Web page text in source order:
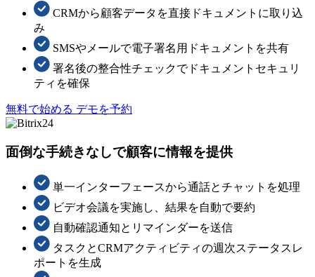
CRMから顧客データを直接ドキュメントに取り込
み
SMSやメールで電子署名用ドキュメントを共有
署名後の整合性チェックでドキュメントセキュリ
ティを確保
無料で始める デモを予約
面倒な手続きなしで顧客に情報を提供
単一インターフェースから通話とチャットを処理
ビデオ会議を実施し、結果を自動で要約
自動確認通知とリマインダーを送信
タスクとCRMアクティビティの週次ステータスレ
ポートを生成